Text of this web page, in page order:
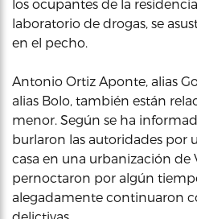
los ocupantes de la
laboratorio de drogas, se
en el pecho.
Antonio Ortiz Aponte, alias
alias Bolo, también están
menor. Según se ha
burlaron las autoridades por
casa en una urbanización de
pernoctaron por algún
alegadamente continuaron
delictivas.